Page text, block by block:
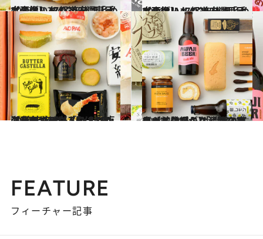
2023.12.22
【画像】47都道府県「手土産グルメ」2024 “東日本の旨いもの”を総まとめ
グルメ 2024.1.4
【画像】47都道府県「手土産グルメ」2024 “西日本の旨いもの”を総まとめ
グルメ
2024.4.27
ケーキやバウムもメロンフレーバーに「EXPASA海老名」のおススメ10点【“海老名まん”にはぷりぷりのエビが！】
グルメ 2024.4.28
ロールケーキなど新スイーツも登場！ 「淡路ハイウェイオアシス」の10商品【蛇口からは淡路タマネギスープが】
グルメ
FEATURE
フィーチャー記事